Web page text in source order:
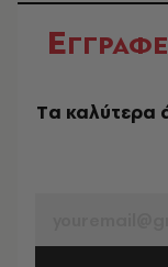
Ε
Tα καλύτερα